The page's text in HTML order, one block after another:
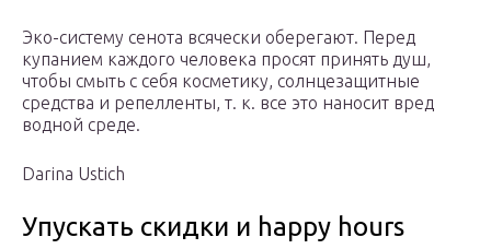
Эко-систему сенота всячески оберегают. Перед
купанием каждого человека просят принять душ,
чтобы смыть с себя косметику, солнцезащитные
средства и репелленты, т. к. все это наносит вред
водной среде.
Darina Ustich
Упускать скидки и happy hours